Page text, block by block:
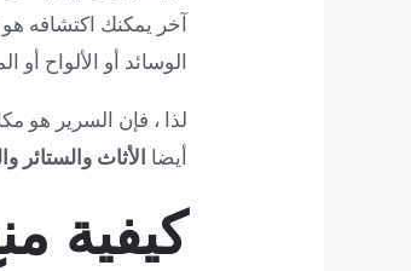
آخر يمكنك اكتشافه
الوسائد أو الألواح أو
لذا ، فإن السرير هو
أيضا الأثاث والستائر
كيفية